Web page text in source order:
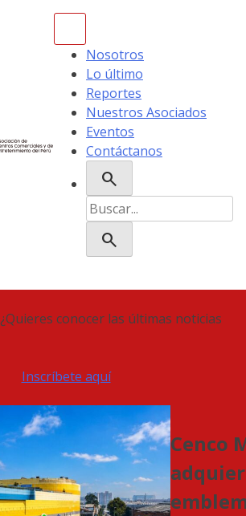
Nosotros
Lo último
Reportes
Nuestros Asociados
Eventos
Contáctanos
search
Buscar:
search
¿Quieres conocer las últimas noticias
Inscríbete aquí
Cenco